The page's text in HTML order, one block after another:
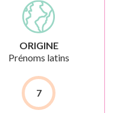
ORIGINE
Prénoms latins
7